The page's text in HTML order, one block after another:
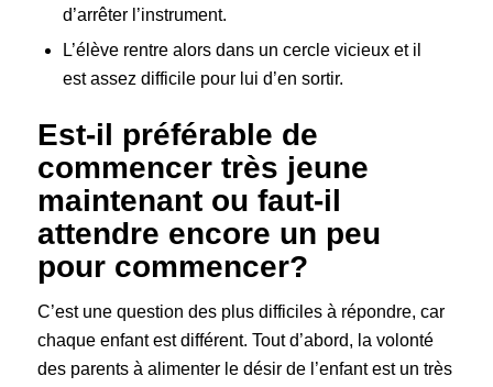
d’arrêter l’instrument.
L’élève rentre alors dans un cercle vicieux et il
est assez difficile pour lui d’en sortir.
Est-il préférable de
commencer très jeune
maintenant ou faut-il
attendre encore un peu
pour commencer?
C’est une question des plus difficiles à répondre, car
chaque enfant est différent. Tout d’abord, la volonté
des parents à alimenter le désir de l’enfant est un très